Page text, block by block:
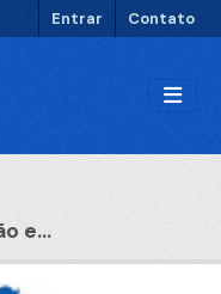
Entrar Contato
e...